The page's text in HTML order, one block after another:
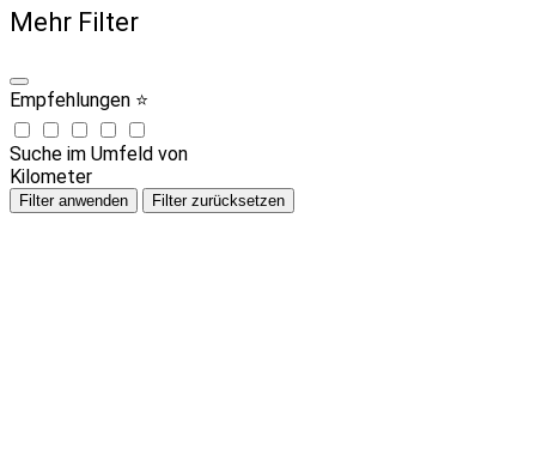
Mehr Filter
Empfehlungen ⭐
Suche im Umfeld von
Kilometer
Filter anwenden Filter zurücksetzen